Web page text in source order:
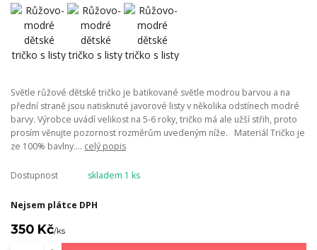
Světle růžové dětské tričko je batikované světle modrou barvou a na
přední straně jsou natisknuté javorové listy v několika odstínech modré
barvy. Výrobce uvádí velikost na 5-6 roky, tričko má ale užší střih, proto
prosím věnujte pozornost rozměrům uvedeným níže. Materiál Tričko je
ze 100% bavlny.... celý popis
Dostupnost skladem 1 ks
Nejsem plátce DPH
350 Kč/ks